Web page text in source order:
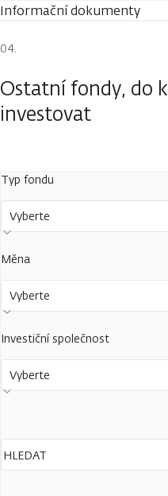
Informační dokumenty
Ostatní fondy, do
investovat
Typ fondu
Vyberte
Měna
Vyberte
Investiční společnost
Vyberte